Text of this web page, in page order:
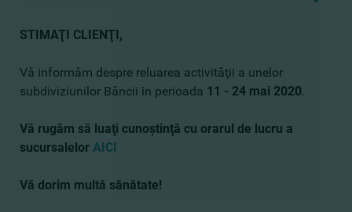
STIMAŢI CLIENŢI,
Vă informăm despre reluarea activităţii a unelor
subdiviziunilor Băncii în perioada 11 - 24 mai 2020.
Vă rugăm să luaţi cunoştinţă cu orarul de lucru a
sucursalelor AICI
Vă dorim multă sănătate!